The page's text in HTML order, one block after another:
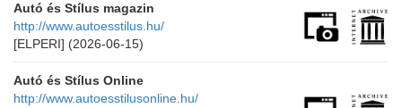
Autó és Stílus magazin
http://www.autoesstilus.hu/
[ELPERI] (2026-06-15)
Autó és Stílus Online
http://www.autoesstilusonline.hu/